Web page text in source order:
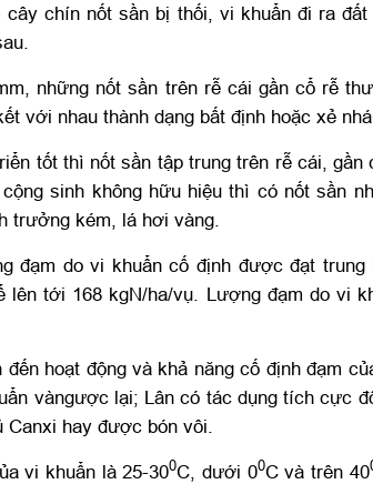
cây chín nốt sần bị thối, vi khuẩn đi ra
những nốt sần trên rễ cái gần cổ rễ
với nhau thành dạng bất định hoặc xẻ
tốt thì nốt sần tập trung trên rễ cái,
sinh không hữu hiệu thì có nốt sần
trưởng kém, lá hơi vàng.
đạm do vi khuẩn cố định được đạt
tới 168 kgN/ha/vụ. Lượng đạm do vi
hoạt động và khả năng cố định đạm
vàngược lại; Lân có tác dụng tích cực
hay được bón vôi.
vi khuẩn là 25-300C, dưới 00C và trên 40